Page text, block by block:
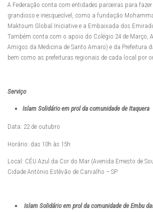
A Federação conta com entidades parceiras para
grandioso e inesquecível, como a fundação
Maktoum Global Iniciative e a Embaixada dos
Também conta com o apoio do Colégio 24 de Março,
Amigos da Medicina de Santo Amaro) e da Prefeitura
bem como as prefeituras regionais de cada local por
Serviço:
Islam Solidário em prol da comunidade de Itaquera
Data: 22 de outubro
Horário: das 10h às 15h
Local: CÉU Azul da Cor do Mar (Avenida Ernesto de
Cidade Antônio Estêvão de Carvalho – SP
Islam Solidário em prol da comunidade de Embu